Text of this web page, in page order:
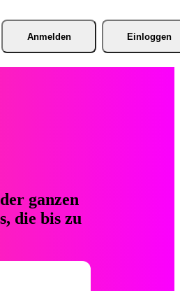
Anmelden Einloggen
ganzen
die bis zu